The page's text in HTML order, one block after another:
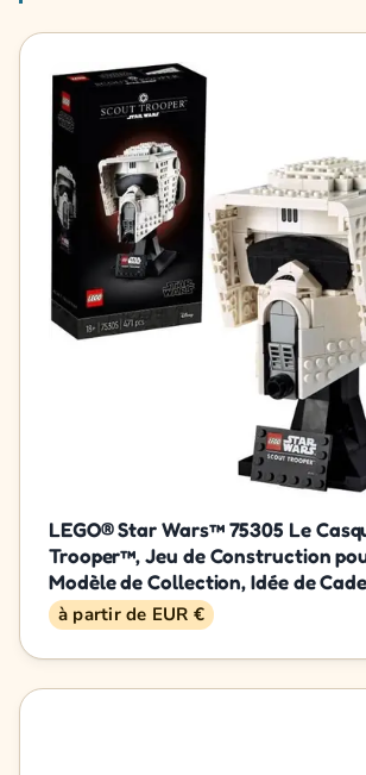
LEGO® Star Wars™ 75305 Le
Trooper™, Jeu de Construction
Modèle de Collection, Idée de
à partir de EUR €